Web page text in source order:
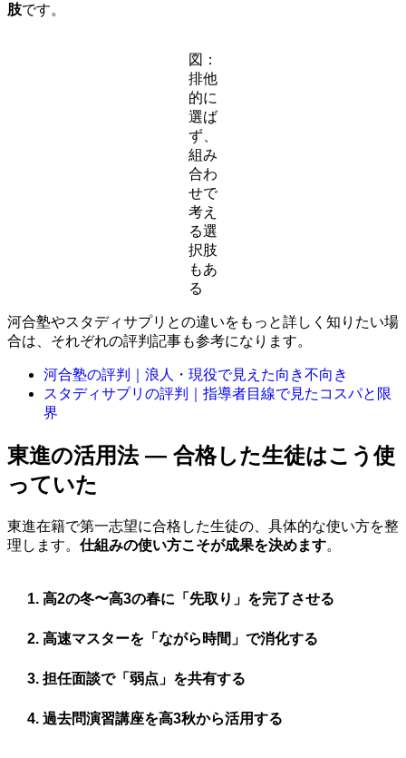
肢です。
図：
排他
的に
選ば
ず、
組み
合わ
せで
考え
る選
択肢
もあ
る
河合塾やスタディサプリとの違いをもっと詳しく知りたい場
合は、それぞれの評判記事も参考になります。
河合塾の評判｜浪人・現役で見えた向き不向き
スタディサプリの評判｜指導者目線で見たコスパと限
界
東進の活用法 — 合格した生徒はこう使
っていた
東進在籍で第一志望に合格した生徒の、具体的な使い方を整
理します。 仕組みの使い方こそが成果を決めます。
高2の冬〜高3の春に「先取り」を完了させる
高速マスターを「ながら時間」で消化する
担任面談で「弱点」を共有する
過去問演習講座を高3秋から活用する